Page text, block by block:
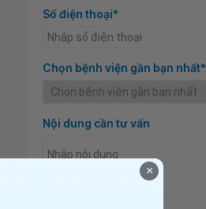
Số điện thoại*
Chọn bệnh viện gần bạn nhất*
Nội dung cần tư vấn
×